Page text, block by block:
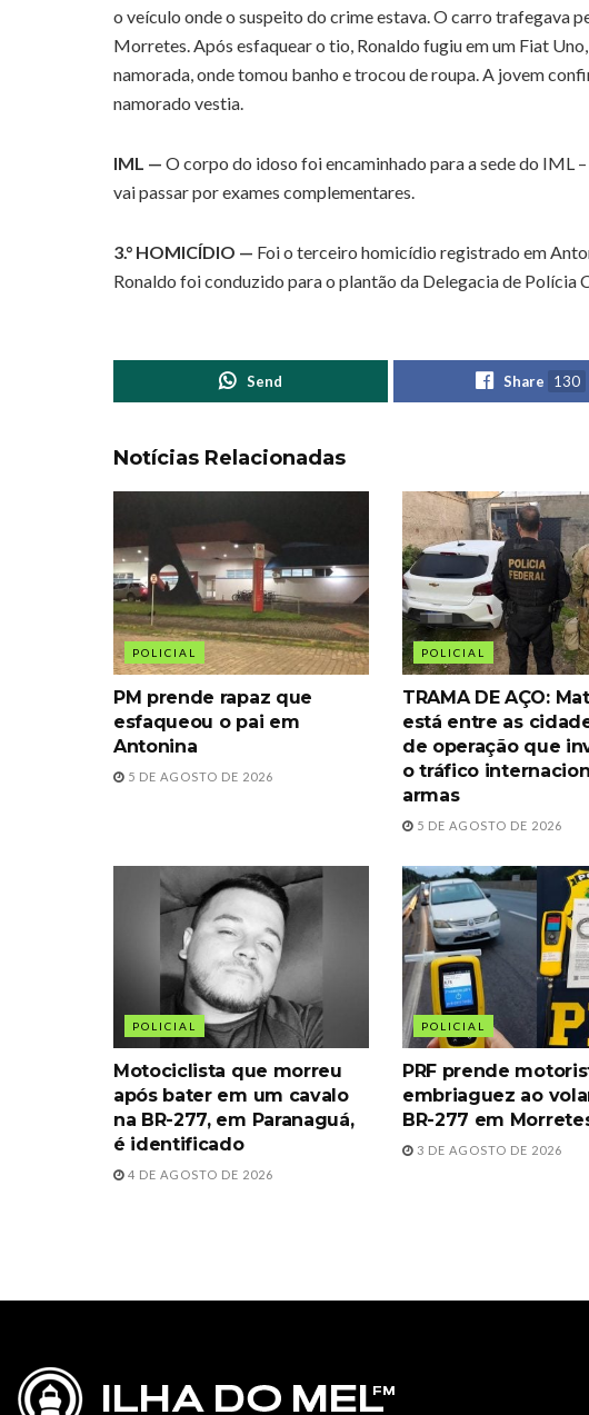
o veículo onde o suspeito do crime estava. O carro trafegava
Morretes. Após esfaquear o tio, Ronaldo fugiu em um Fiat
namorada, onde tomou banho e trocou de roupa. A jovem
namorado vestia.
IML — O corpo do idoso foi encaminhado para a sede do IML
vai passar por exames complementares.
3.° HOMICÍDIO — Foi o terceiro homicídio registrado em
Ronaldo foi conduzido para o plantão da Delegacia de Polícia
Send Share 130
Notícias Relacionadas
POLICIAL
PM prende rapaz que
esfaqueou o pai em
Antonina
5 DE AGOSTO DE 2026
POLICIAL
TRAMA DE AÇO:
está entre as
de operação que
o tráfico
armas
5 DE AGOSTO DE 2026
POLICIAL
Motociclista que morreu
após bater em um cavalo
na BR-277, em Paranaguá,
é identificado
4 DE AGOSTO DE 2026
POLICIAL
PRF prende
embriaguez ao
BR-277 em
3 DE AGOSTO DE 2026